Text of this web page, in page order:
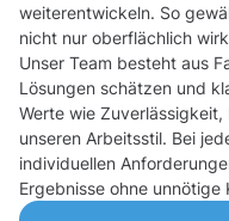
weiterentwickeln. So
nicht nur oberflächlich
Unser Team besteht aus
Lösungen schätzen und
Werte wie
unseren Arbeitsstil. Bei
individuellen
Ergebnisse ohne unnötige